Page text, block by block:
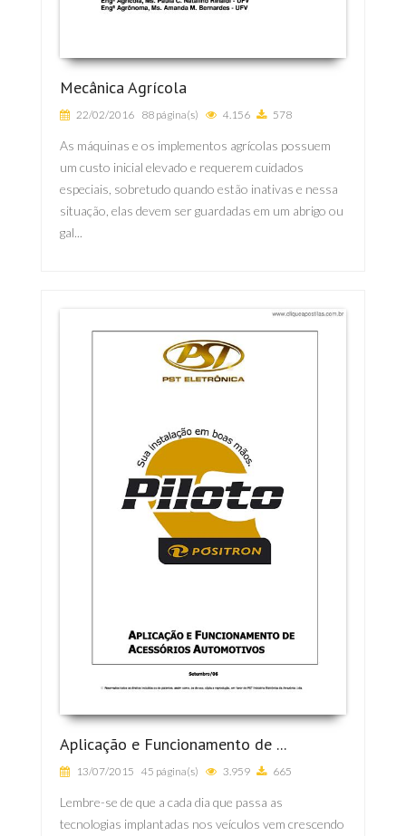
Mecânica Agrícola
22/02/2016 88 página(s) 4.156 578
As máquinas e os implementos agrícolas possuem
um custo inicial elevado e requerem cuidados
especiais, sobretudo quando estão inativas e nessa
situação, elas devem ser guardadas em um abrigo ou
gal...
Aplicação e Funcionamento de ...
13/07/2015 45 página(s) 3.959 665
Lembre-se de que a cada dia que passa as
tecnologias implantadas nos veículos vem crescendo